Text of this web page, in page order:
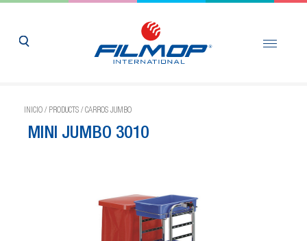
INICIO / PRODUCTS / CARROS JUMBO
MINI JUMBO 3010